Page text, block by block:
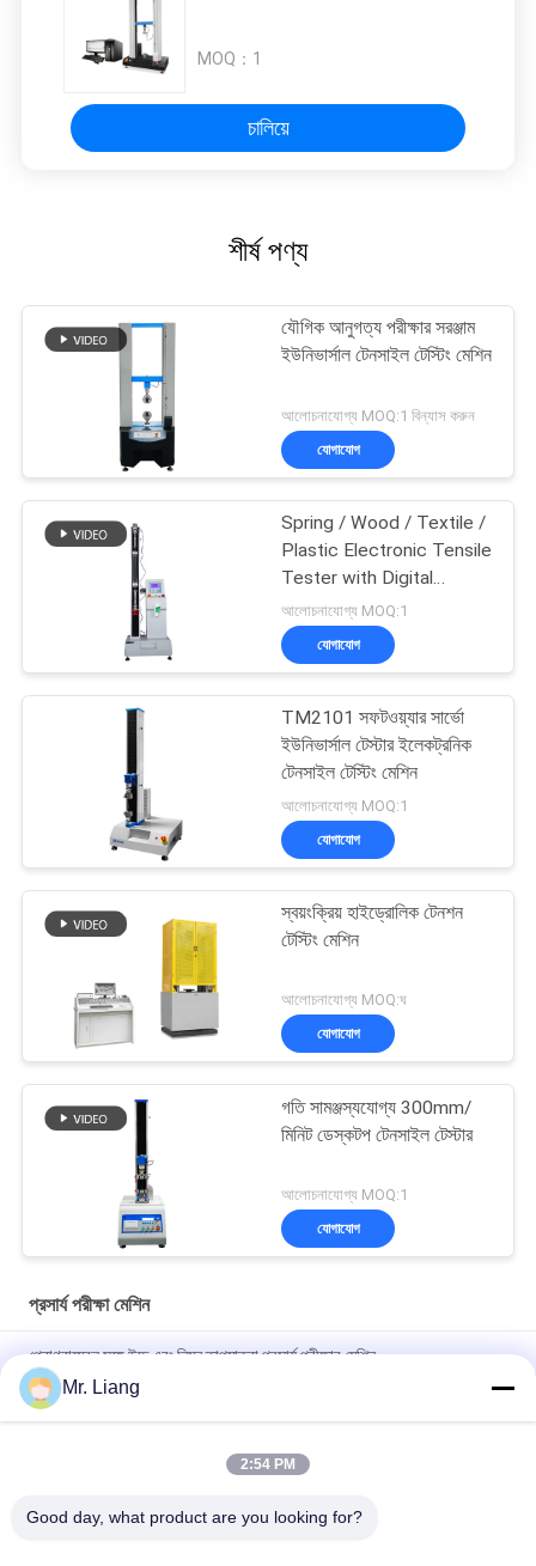
MOQ： 1
চালিয়ে
শীর্ষ পণ্য
যৌগিক আনুগত্য পরীক্ষার সরঞ্জাম
ইউনিভার্সাল টেনসাইল টেস্টিং মেশিন
আলোচনাযোগ্য MOQ:1 বিন্যাস করুন
যোগাযোগ
Spring / Wood / Textile /
Plastic Electronic Tensile
Tester with Digital
Display
আলোচনাযোগ্য MOQ:1
যোগাযোগ
TM2101 সফটওয়্যার সার্ভো
ইউনিভার্সাল টেস্টার ইলেকট্রনিক
টেনসাইল টেস্টিং মেশিন
আলোচনাযোগ্য MOQ:1
যোগাযোগ
স্বয়ংক্রিয় হাইড্রোলিক টেনশন
টেস্টিং মেশিন
আলোচনাযোগ্য MOQ:ঘ
যোগাযোগ
গতি সামঞ্জস্যযোগ্য 300mm/
মিনিট ডেস্কটপ টেনসাইল টেস্টার
আলোচনাযোগ্য MOQ:1
যোগাযোগ
প্রসার্য পরীক্ষা মেশিন
প্রোগ্রামেবল সঙ্গে উচ্চ এবং নিম্ন তাপমাত্রা প্রসার্য পরীক্ষার মেশিন
কম্পিউটার সার্ভ ইলেক্ট্রনিক অটো টেনসিল টেস্ট মেশিন ইউনিভার্সাল স্ট্রেংথ টেস্ট সরঞ্জাম
টিএম 2101
Digital Display Electronic Tensile Tester Universal Testing
Mr. Liang
2:54 PM
Good day, what product are you looking for?